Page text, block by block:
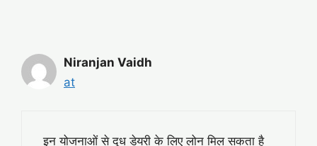
Niranjan Vaidh
at
इन योजनाओं से दूध डेयरी के लिए लोन मिल सकता है